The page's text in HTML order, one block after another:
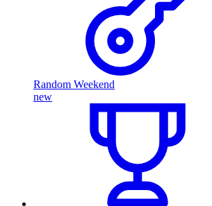
Random Weekend
new